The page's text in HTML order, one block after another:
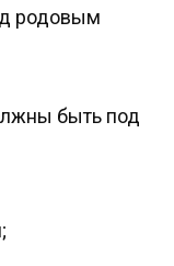
родовым
быть под